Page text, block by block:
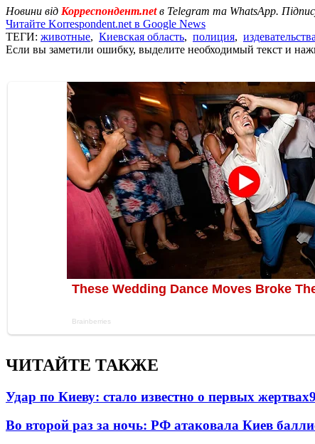
Новини від Корреспондент.netв Telegram та WhatsApp.
Читайте Korrespondent.net в Google News
ТЕГИ: животные, Киевская область, полиция, издевательства
Если вы заметили ошибку, выделите необходимый текст и
ЧИТАЙТЕ ТАКЖЕ
Удар по Киеву: стало известно о первых жертвах
Во второй раз за ночь: РФ атаковала Киев